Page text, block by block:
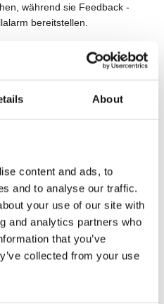
About
content and ads, to
and to analyse our traffic.
your use of our site with
and analytics partners who
that you’ve
collected from your use
während sie Feedback -
bereitstellen.
JieCang Electric Actuatoren
Feuchtigkeit, Schmutz und
eine präzise